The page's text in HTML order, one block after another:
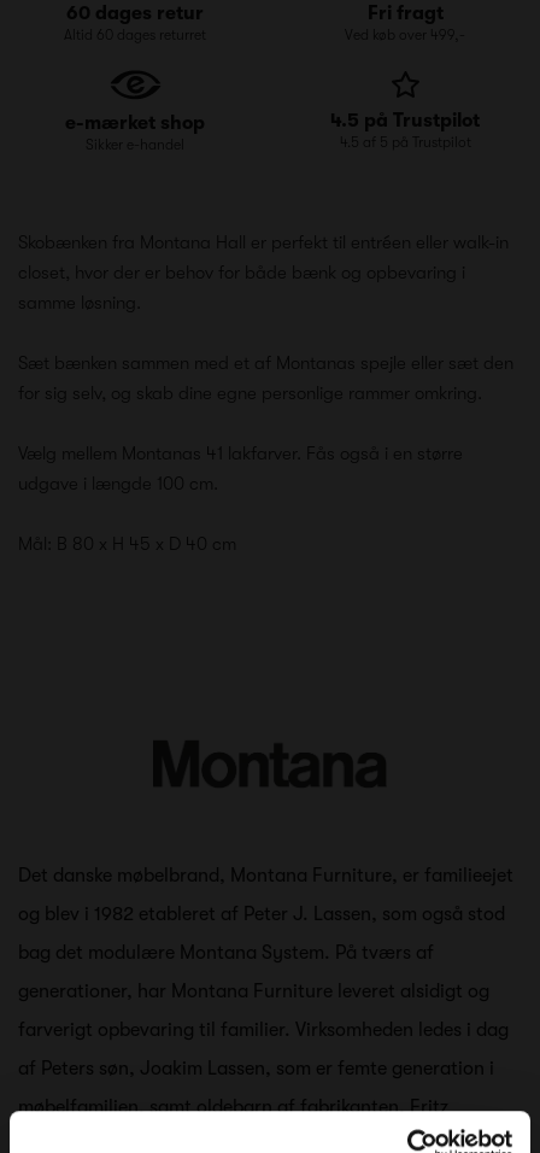
60 dages retur
Altid 60 dages returret
Fri fragt
Ved køb over 499,-
e-mærket shop
Sikker e-handel
4.5 på Trustpilot
4.5 af 5 på Trustpilot
Skobænken fra Montana Hall er perfekt til entréen eller walk-in
closet, hvor der er behov for både bænk og opbevaring i
samme løsning.
Sæt bænken sammen med et af Montanas spejle eller sæt den
for sig selv, og skab dine egne personlige rammer omkring.
Vælg mellem Montanas 41 lakfarver. Fås også i en større
udgave i længde 100 cm.
Mål: B 80 x H 45 x D 40 cm
Det danske møbelbrand, Montana Furniture, er familieejet
og blev i 1982 etableret af Peter J. Lassen, som også stod
bag det modulære Montana System. På tværs af
generationer, har Montana Furniture leveret alsidigt og
farverigt opbevaring til familier. Virksomheden ledes i dag
af Peters søn, Joakim Lassen, som er femte generation i
møbelfamilien, samt oldebarn af fabrikanten, Fritz